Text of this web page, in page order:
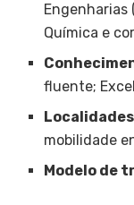
Engenharias
Química e
fluente;
mobilidade
Modelo de